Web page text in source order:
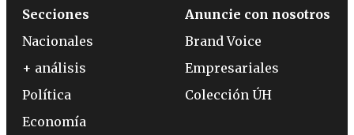
Secciones
Nacionales
+ análisis
Política
Economía
Anuncie con nosotros
Brand Voice
Empresariales
Colección ÚH